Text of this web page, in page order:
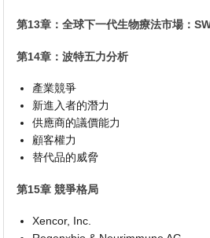
第13章：全球下一代生物療法市場：
第14章：波特五力分析
產業競爭
新進入者的潛力
供應商的議價能力
顧客權力
替代品的威脅
第15章 競爭格局
Xencor, Inc.